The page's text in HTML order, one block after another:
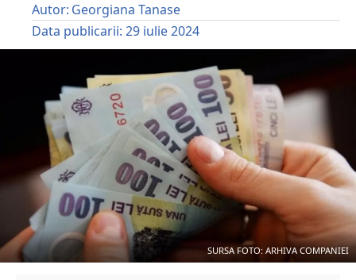
Autor: Georgiana Tanase
Data publicarii: 29 iulie 2024
SURSA FOTO: ARHIVA COMPANIEI